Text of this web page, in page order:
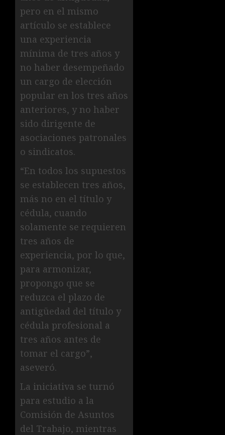
pero en el mismo
artículo se establece
una experiencia
mínima de tres años y
no haber desempeñado
un cargo de elección
popular en los tres años
anteriores, y no haber
sido dirigente de
asociaciones patronales
o sindicatos.
“En todos los supuestos
se establecen tres años,
más no en el título y
cédula, cuando
solamente se requieren
tres años de
experiencia, por lo que,
para armonizar,
propongo que se
reduzca el plazo de
antigüedad del título y
cédula profesional a
tres años antes de
tomar el cargo”,
aseveró.
La iniciativa se turnó
para estudio a la
Comisión de Asuntos
del Trabajo, mientras